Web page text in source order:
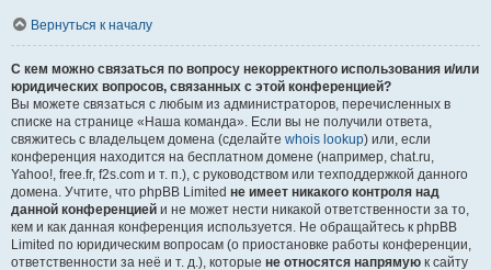
Вернуться к началу
С кем можно связаться по вопросу некорректного использования и/или
юридических вопросов, связанных с этой конференцией?
Вы можете связаться с любым из администраторов, перечисленных в
списке на странице «Наша команда». Если вы не получили ответа,
свяжитесь с владельцем домена (сделайте whois lookup) или, если
конференция находится на бесплатном домене (например, chat.ru,
Yahoo!, free.fr, f2s.com и т. п.), с руководством или техподдержкой данного
домена. Учтите, что phpBB Limited не имеет никакого контроля над
данной конференцией и не может нести никакой ответственности за то,
кем и как данная конференция используется. Не обращайтесь к phpBB
Limited по юридическим вопросам (о приостановке работы конференции,
ответственности за неё и т. д.), которые не относятся напрямую к сайту